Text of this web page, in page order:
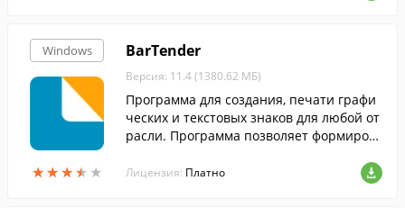
Windows
★★★★ ★
★★★★ ★
BarTender
Версия: 11.4 (1380.62 МБ)
Программа для создания, печати графи
ческих и текстовых знаков для любой от
расли. Программа позволяет формиров
очек, QR-кодов, RFID-меток.
Лицензия: Платно